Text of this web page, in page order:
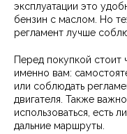
эксплуатации это
бензин с маслом. Но
регламент лучше
Перед покупкой стоит
именно вам:
или соблюдать
двигателя. Также
использоваться, есть
дальние маршруты.